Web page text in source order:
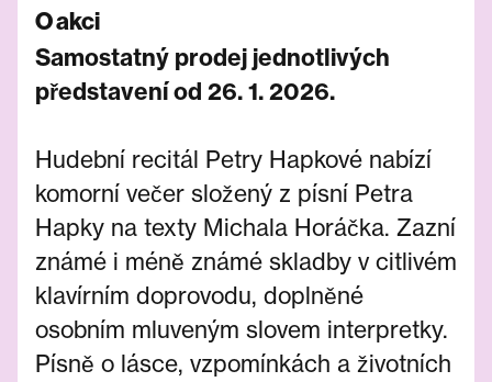
O akci
Samostatný prodej jednotlivých
představení od 26. 1. 2026.
Hudební recitál Petry Hapkové nabízí
komorní večer složený z písní Petra
Hapky na texty Michala Horáčka. Zazní
známé i méně známé skladby v citlivém
klavírním doprovodu, doplněné
osobním mluveným slovem interpretky.
Písně o lásce, vzpomínkách a životních